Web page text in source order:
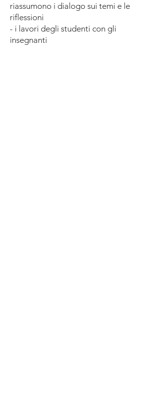
riassumono i dialogo sui temi e le
riflessioni
- i lavori degli studenti con gli
insegnanti